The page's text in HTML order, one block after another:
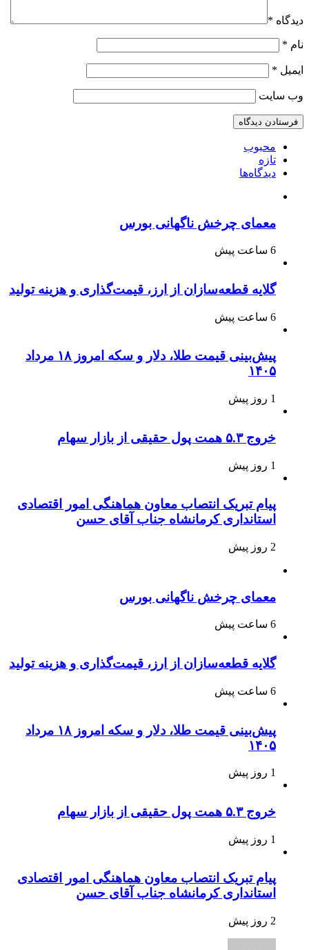
دیدگاه *
نام *
ایمیل *
وب‌ سایت
محبوب
تازه
دیدگاه‌ها
معمای چرخش ناگهانی بورس
6 ساعت پیش
گلایه قطعه‌سازان از ارز، قیمت‌گذاری و هزینه تولید
6 ساعت پیش
پیش‌بینی قیمت طلا، دلار و سکه امروز ۱۸ مرداد
۱۴۰۵
1 روز پیش
خروج ۵.۳ همت پول حقیقی از بازار سهام
1 روز پیش
پیام تبریک انتصاب معاون هماهنگی امور اقتصادی
استانداری کرمانشاه جناب آقای حسن
2 روز پیش
معمای چرخش ناگهانی بورس
6 ساعت پیش
گلایه قطعه‌سازان از ارز، قیمت‌گذاری و هزینه تولید
6 ساعت پیش
پیش‌بینی قیمت طلا، دلار و سکه امروز ۱۸ مرداد
۱۴۰۵
1 روز پیش
خروج ۵.۳ همت پول حقیقی از بازار سهام
1 روز پیش
پیام تبریک انتصاب معاون هماهنگی امور اقتصادی
استانداری کرمانشاه جناب آقای حسن
2 روز پیش